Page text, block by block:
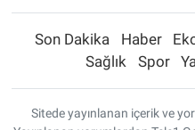
Son Dakika Haber
Sağlık
Spor
Sitede yayınlanan içerik ve